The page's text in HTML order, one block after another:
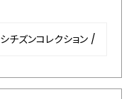
シチズンコレクション /